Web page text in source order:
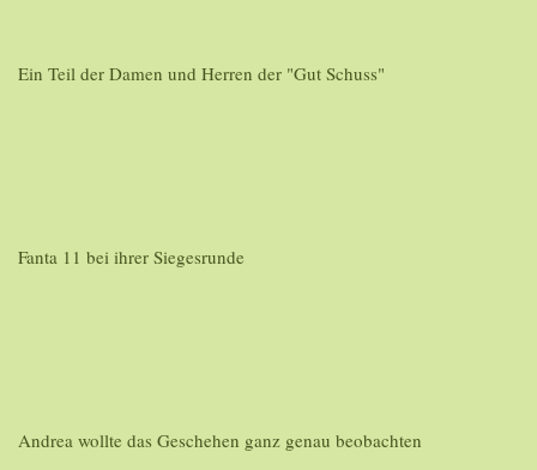
Ein Teil der Damen und Herren der "Gut Schuss"
Fanta 11 bei ihrer Siegesrunde
Andrea wollte das Geschehen ganz genau beobachten